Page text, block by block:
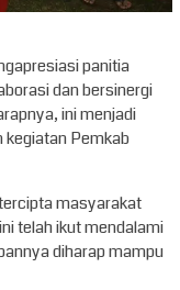
panitia
dan bersinergi
ini menjadi
kegiatan Pemkab
masyarakat
telah ikut mendalami
diharap mampu